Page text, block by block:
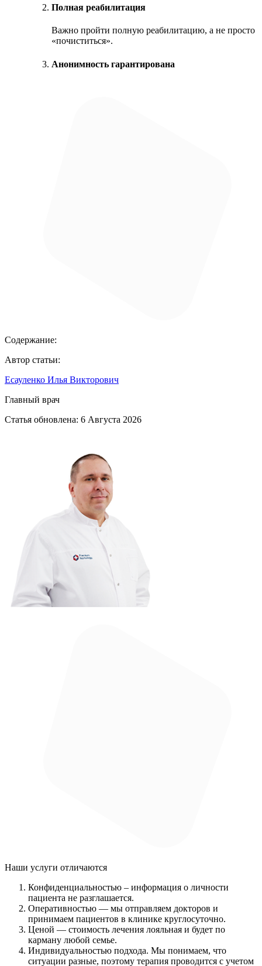
Полная реабилитация
Важно пройти полную реабилитацию, а не просто
«почиститься».
Анонимность гарантирована
Содержание:
Автор статьи:
Есауленко Илья Викторович
Главный врач
Статья обновлена: 6 Августа 2026
Наши услуги отличаются
Конфиденциальностью – информация о личности
пациента не разглашается.
Оперативностью — мы отправляем докторов и
принимаем пациентов в клинике круглосуточно.
Ценой — стоимость лечения лояльная и будет по
карману любой семье.
Индивидуальностью подхода. Мы понимаем, что
ситуации разные, поэтому терапия проводится с учетом